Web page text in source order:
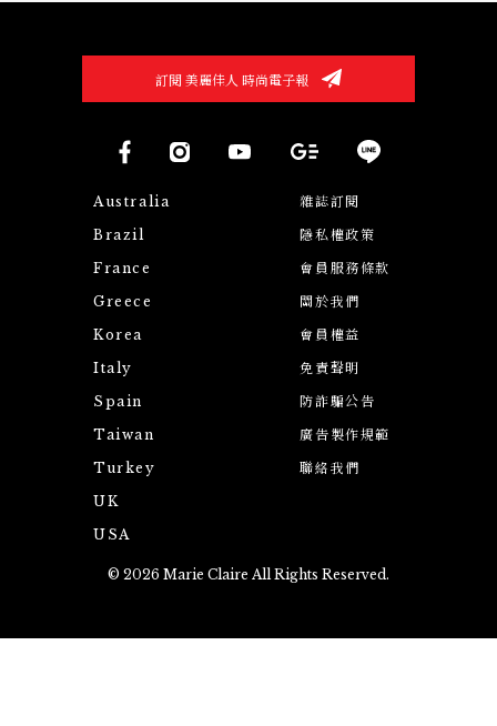
Australia
Brazil
France
Greece
Korea
Italy
Spain
Taiwan
Turkey
UK
USA
訂閱 美麗佳人 時尚電子報
© 2026 Marie Claire All Rights Reserved.
雜誌訂閱
隱私權政策
會員服務條款
關於我們
會員權益
免責聲明
防詐騙公告
廣告製作規範
聯絡我們